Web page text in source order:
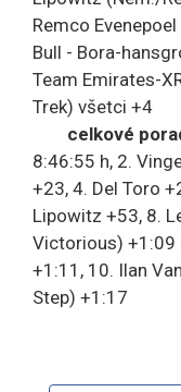
Remco
Bull - Bora-
Team Emirates-
Trek) všetci +4
celkové
8:46:55 h, 2.
+23, 4. Del Toro
Lipowitz +53, 8.
Victorious) +1:09
+1:11, 10. Ilan
Step) +1:17